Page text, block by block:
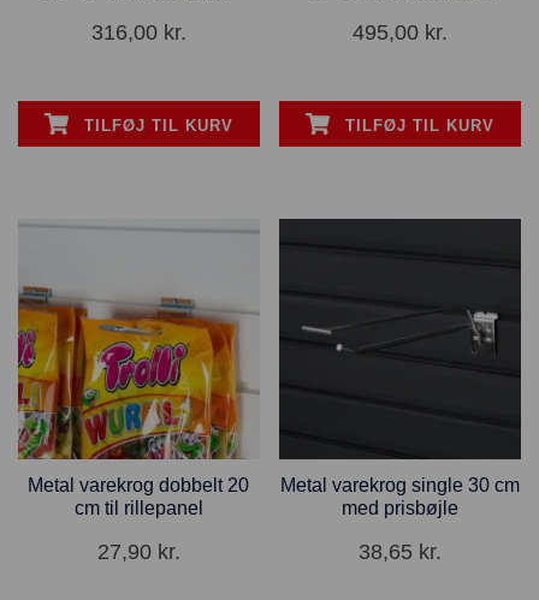
316,00 kr.
TILFØJ TIL KURV
495,00 kr.
TILFØJ TIL KURV
Metal varekrog dobbelt 20
cm til rillepanel
27,90 kr.
Metal varekrog single 30 cm
med prisbøjle
38,65 kr.